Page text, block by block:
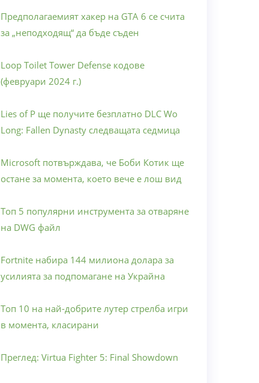
Предполагаемият хакер на GTA 6 се счита
за „неподходящ“ да бъде съден
Loop Toilet Tower Defense кодове
(февруари 2024 г.)
Lies of P ще получите безплатно DLC Wo
Long: Fallen Dynasty следващата седмица
Microsoft потвърждава, че Боби Котик ще
остане за момента, което вече е лош вид
Топ 5 популярни инструмента за отваряне
на DWG файл
Fortnite набира 144 милиона долара за
усилията за подпомагане на Украйна
Топ 10 на най-добрите лутер стрелба игри
в момента, класирани
Преглед: Virtua Fighter 5: Final Showdown